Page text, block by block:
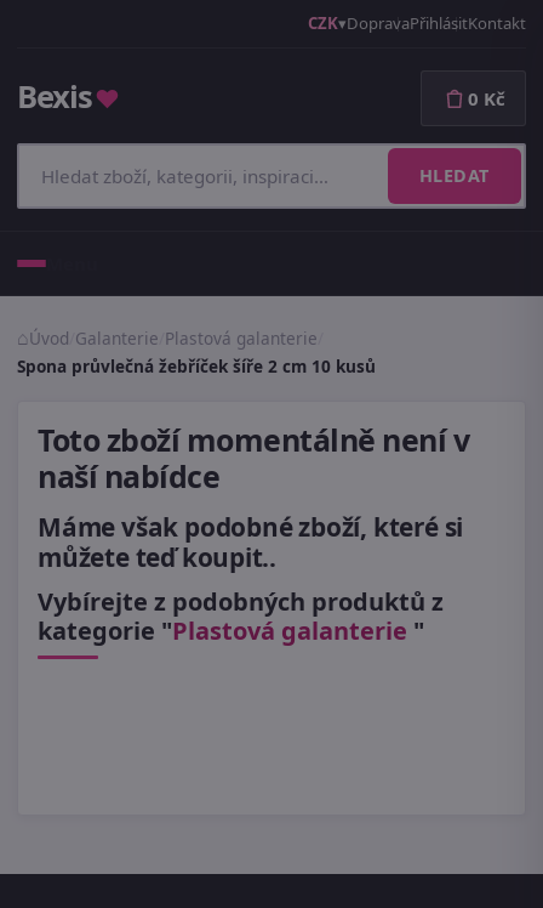
CZK DopravaPřihlásitKontakt
Bexis♥
HLEDAT
0 Kč
Úvod Galanterie Plastová galanterie
Spona průvlečná žebříček šíře 2 cm 10 kusů
Toto zboží momentálně není v
naší nabídce
Máme však podobné zboží, které si
můžete teď koupit..
Vybírejte z podobných produktů z
kategorie "Plastová galanterie "